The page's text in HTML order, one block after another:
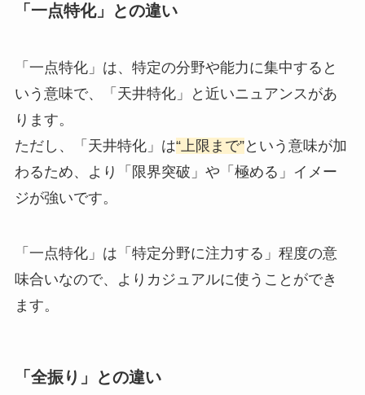
「一点特化」との違い
「一点特化」は、特定の分野や能力に集中すると
いう意味で、「天井特化」と近いニュアンスがあ
ります。
ただし、「天井特化」は“上限まで”という意味が加
わるため、より「限界突破」や「極める」イメー
ジが強いです。
「一点特化」は「特定分野に注力する」程度の意
味合いなので、よりカジュアルに使うことができ
ます。
「全振り」との違い